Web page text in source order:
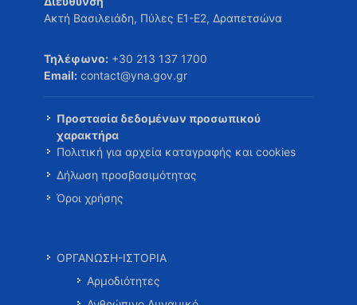
Ακτή Βασιλειάδη, Πύλες Ε1-Ε2, Δραπετσώνα
Τηλέφωνο: +30 213 137 1700
Email: contact@yna.gov.gr
Προστασία δεδομένων προσωπικού
χαρακτήρα
Πολιτική για αρχεία καταγραφής και cookies
Δήλωση προσβασιμότητας
Όροι χρήσης
ΟΡΓΑΝΩΣΗ-ΙΣΤΟΡΙΑ
Αρμοδιότητες